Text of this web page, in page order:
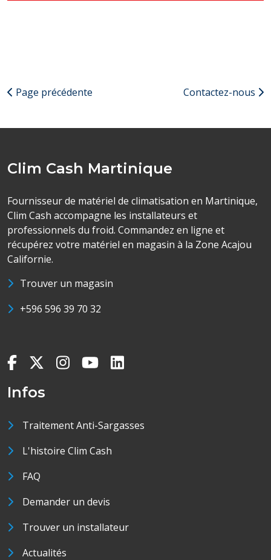
Page précédente Contactez-nous
Clim Cash Martinique
Fournisseur de matériel de climatisation en Martinique,
Clim Cash accompagne les installateurs et
professionnels du froid. Commandez en ligne et
récupérez votre matériel en magasin à la Zone Acajou
Californie.
Trouver un magasin
+596 596 39 70 32
Infos
Traitement Anti-Sargasses
L'histoire Clim Cash
FAQ
Demander un devis
Trouver un installateur
Actualités